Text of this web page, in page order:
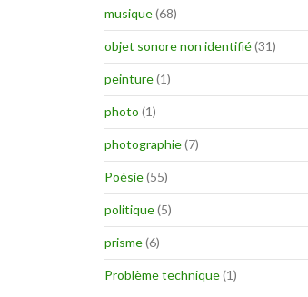
musique(68)
objet sonore non identifié(31)
peinture(1)
photo (1)
photographie(7)
Poésie(55)
politique(5)
prisme(6)
Problème technique(1)